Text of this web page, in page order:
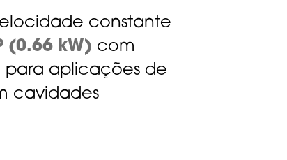
constante
(0.66 kW) com
para aplicações de
cavidades